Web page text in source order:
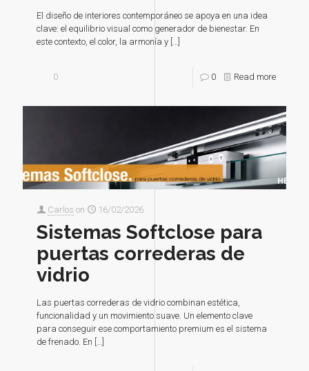
El diseño de interiores contemporáneo se apoya en una idea
clave: el equilibrio visual como generador de bienestar. En
este contexto, el color, la armonía y
0 0 Read more
Carlos on 16/02/2026
Sistemas Softclose para
puertas correderas de
vidrio
Las puertas correderas de vidrio combinan estética,
funcionalidad y un movimiento suave. Un elemento clave
para conseguir ese comportamiento premium es el sistema
de frenado. En […]